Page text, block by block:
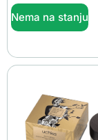
Nema na stanju